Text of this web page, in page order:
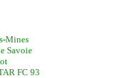
Mines
Savoie
FC 93